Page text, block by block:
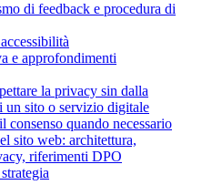
di feedback e procedura di
e approfondimenti
la privacy sin dalla
un sito o servizio digitale
consenso quando necessario
sito web: architettura,
riferimenti DPO